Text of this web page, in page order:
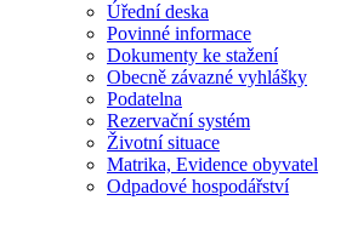
Úřední deska
Povinné informace
Dokumenty ke stažení
Obecně závazné vyhlášky
Podatelna
Rezervační systém
Životní situace
Matrika, Evidence obyvatel
Odpadové hospodářství